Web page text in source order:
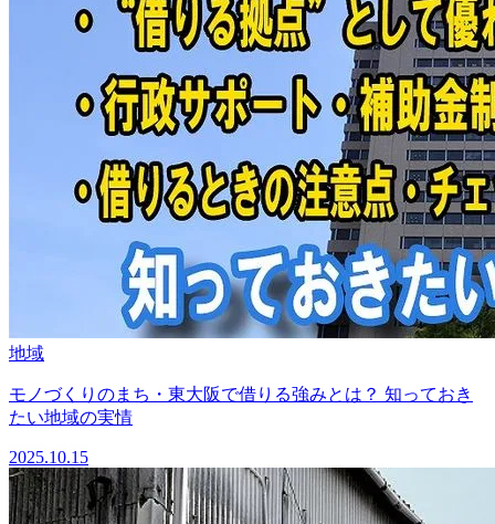
地域
モノづくりのまち・東大阪で借りる強みとは？ 知っておき
たい地域の実情
2025.10.15